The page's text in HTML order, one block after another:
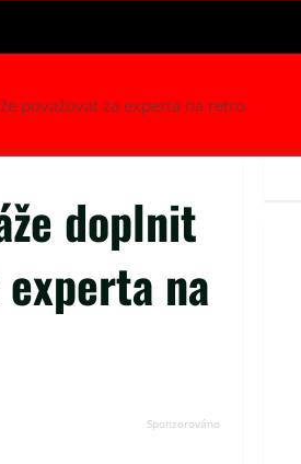
považovat za experta na retro
doplnit
na